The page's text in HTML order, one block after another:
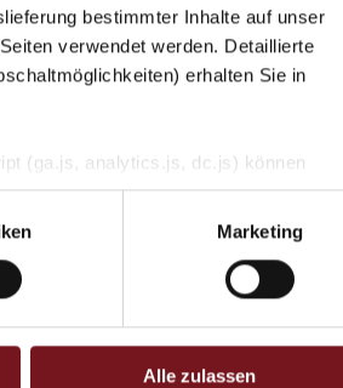
bestimmter Inhalte auf unser
verwendet werden. Detaillierte
erhalten Sie in
(ga.js, analytics.js, dc.js) können
Sie Google Analytics deaktivieren
Sie es.
Marketing
Alle zulassen
der B20)